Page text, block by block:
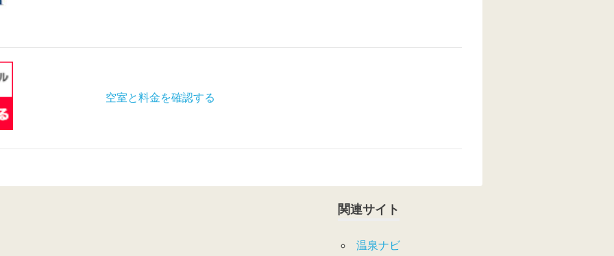
空室と料金を確認する
関連サイト
温泉ナビ